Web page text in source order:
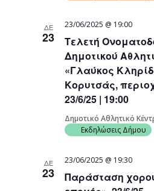
ΔΕ
23
Τελετή
Δημοτικού
«Γλαύκος
Κορυτσάς,
23/6/25 | 19:00
23/06/2025 @ 19:00
Δημοτικό Αθλητικό
Εκδηλώσεις Δήμου
ΔΕ
23
Παράσταση
23/06/2025 @ 19:30